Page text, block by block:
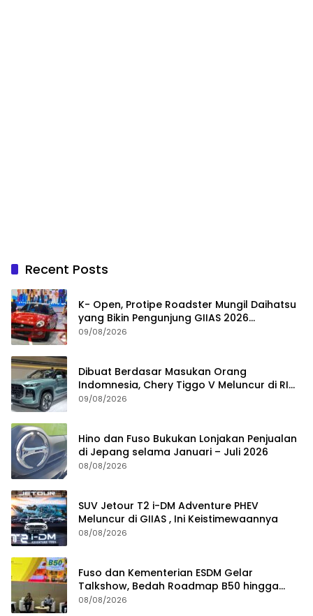
Recent Posts
K- Open, Protipe Roadster Mungil Daihatsu
yang Bikin Pengunjung GIIAS 2026
Penasaran
09/08/2026
Dibuat Berdasar Masukan Orang
Indomnesia, Chery Tiggo V Meluncur di RI
Kuartal IV Tahun Ini
09/08/2026
Hino dan Fuso Bukukan Lonjakan Penjualan
di Jepang selama Januari – Juli 2026
08/08/2026
SUV Jetour T2 i-DM Adventure PHEV
Meluncur di GIIAS , Ini Keistimewaannya
08/08/2026
Fuso dan Kementerian ESDM Gelar
Talkshow, Bedah Roadmap B50 hingga
Dampaknya
08/08/2026